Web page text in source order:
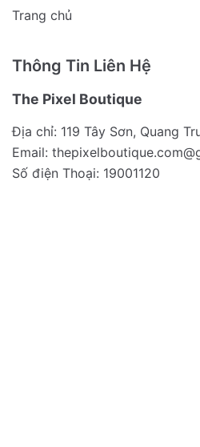
Trang chủ
Thông Tin Liên Hệ
The Pixel Boutique
Địa chỉ: 119 Tây Sơn, Quang
Email:
Số điện Thoại: 19001120